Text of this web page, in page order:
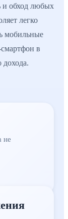
и обход любых
легко
мобильные
в
дохода.
5 минут.
и доступом.
парсинге и
не